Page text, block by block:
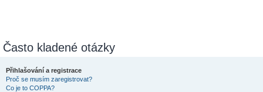
Často kladené otázky
Přihlašování a registrace
Proč se musím zaregistrovat?
Co je to COPPA?